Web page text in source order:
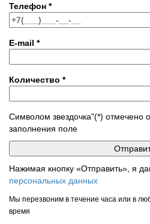
Телефон *
E-mail *
Количество *
Символом звездочка"(*) отмечено
заполнения поле
Нажимая кнопку «Отправить», я
персональных данных
Мы перезвоним в течение часа или в
время